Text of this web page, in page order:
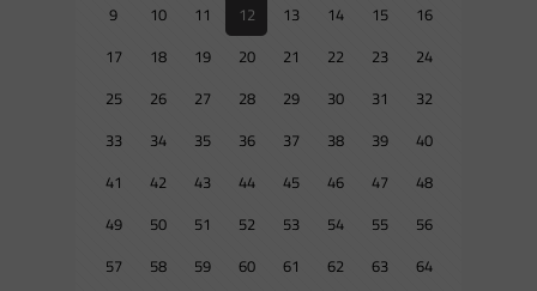
9
10 11 12 13 14 15
16
17
18 19 20 21 22 23
24
25
26 27 28 29 30 31
32
33
34 35 36 37 38 39
40
41
42 43 44 45 46 47
48
49
50 51 52 53 54 55
56
57
58 59 60 61 62 63
64